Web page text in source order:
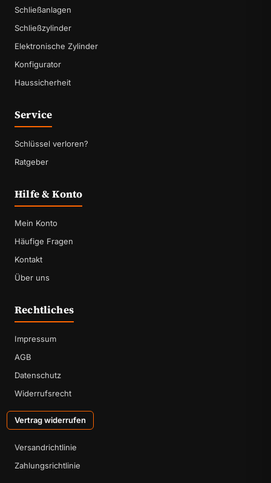
Schließanlagen
Schließzylinder
Elektronische Zylinder
Konfigurator
Haussicherheit
Service
Schlüssel verloren?
Ratgeber
Hilfe & Konto
Mein Konto
Häufige Fragen
Kontakt
Über uns
Rechtliches
Impressum
AGB
Datenschutz
Widerrufsrecht
Vertrag widerrufen
Versandrichtlinie
Zahlungsrichtlinie